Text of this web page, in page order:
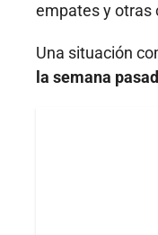
empates y otras
Una situación
la semana